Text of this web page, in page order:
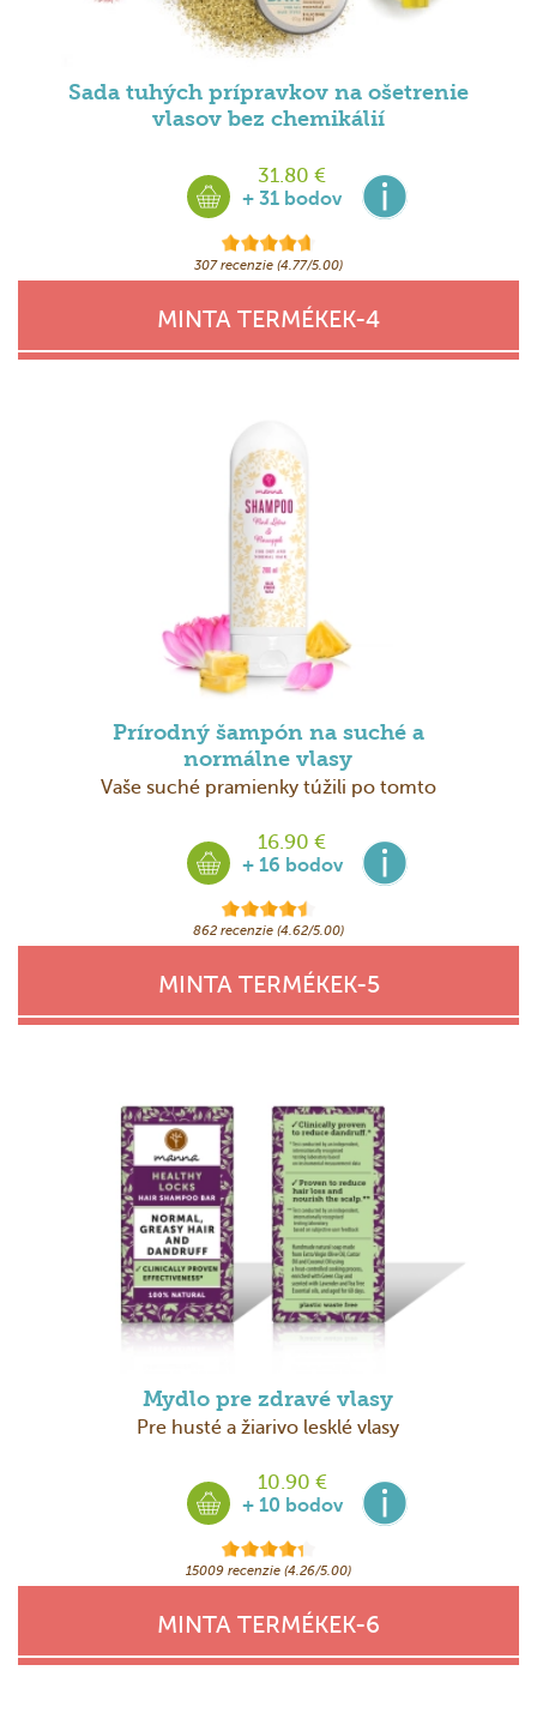
Sada tuhých prípravkov na ošetrenie
vlasov bez chemikálií
31.80 €
+ 31 bodov
307 recenzie (4.77/5.00)
MINTA TERMÉKEK-4
Prírodný šampón na suché a
normálne vlasy
Vaše suché pramienky túžili po tomto
16.90 €
+ 16 bodov
862 recenzie (4.62/5.00)
MINTA TERMÉKEK-5
Mydlo pre zdravé vlasy
Pre husté a žiarivo lesklé vlasy
10.90 €
+ 10 bodov
15009 recenzie (4.26/5.00)
MINTA TERMÉKEK-6